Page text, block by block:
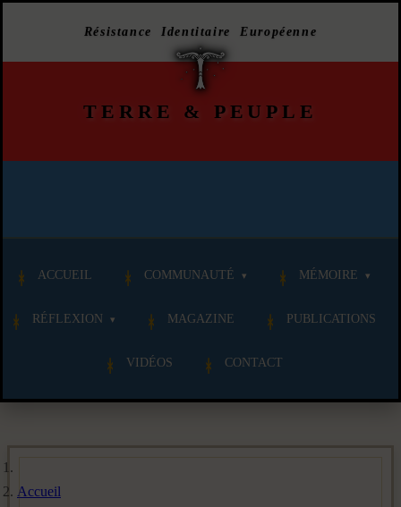
Résistance Identitaire Européenne
TERRE & PEUPLE
ACCUEIL COMMUNAUTÉ MÉMOIRE
RÉFLEXION MAGAZINE PUBLICATIONS
VIDÉOS CONTACT
Accueil